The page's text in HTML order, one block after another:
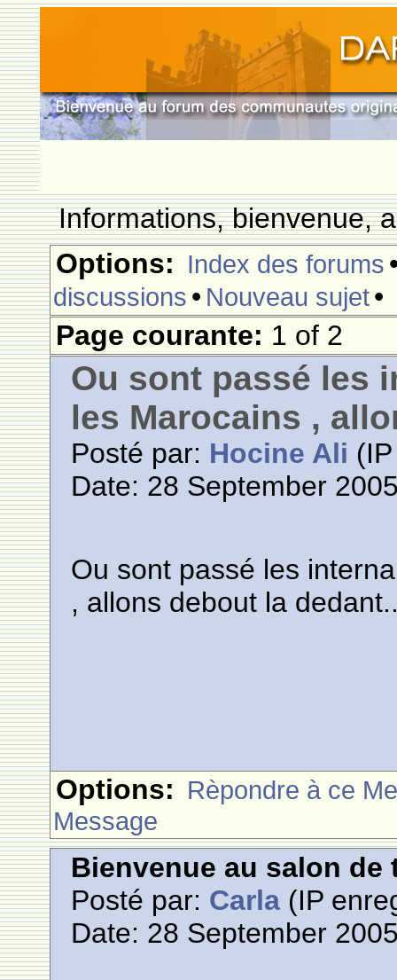
Informations, bienvenue,
Options: Index des forums
discussions • Nouveau sujet•
Page courante: 1 of 2
Ou sont passé les
les Marocains ,
Posté par: Hocine Ali
Date: 28 September
Ou sont passé les
, allons debout la
Options: Rèpondre à ce
Message
Bienvenue au salon de
Posté par: Carla (IP
Date: 28 September